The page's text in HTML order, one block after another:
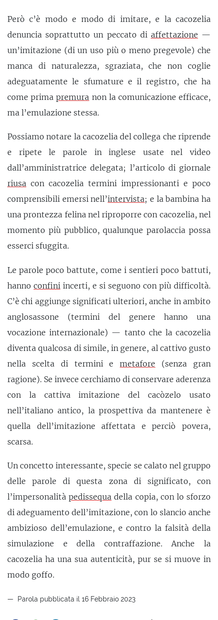
Però c’è modo e modo di imitare, e la cacozelia
denuncia soprattutto un peccato di affettazione —
un’imitazione (di un uso più o meno pregevole) che
manca di naturalezza, sgraziata, che non coglie
adeguatamente le sfumature e il registro, che ha
come primapremura non la comunicazione efficace,
ma l’emulazione stessa.
Possiamo notare la cacozelia del collega che riprende
e ripete le parole in inglese usate nel video
dall’amministratrice delegata; l’articolo di giornale
riusa con cacozelia termini impressionanti e poco
comprensibili emersi nell’intervista; e la bambina ha
una prontezza felina nel riproporre con cacozelia, nel
momento più pubblico, qualunque parolaccia possa
esserci sfuggita.
Le parole poco battute, come i sentieri poco battuti,
hanno confini incerti, e si seguono con più difficoltà.
C’è chi aggiunge significati ulteriori, anche in ambito
anglosassone (termini del genere hanno una
vocazione internazionale) — tanto che la cacozelia
diventa qualcosa di simile, in genere, al cattivo gusto
nella scelta di termini emetafore (senza gran
ragione). Se invece cerchiamo di conservare aderenza
con la cattiva imitazione del cacòzelo usato
nell’italiano antico, la prospettiva da mantenere è
quella dell’imitazione affettata e perciò povera,
scarsa.
Un concetto interessante, specie se calato nel gruppo
delle parole di questa zona di significato, con
l’impersonalitàpedissequa della copia, con lo sforzo
di adeguamento dell’imitazione, con lo slancio anche
ambizioso dell’emulazione, e contro la falsità della
simulazione e della contraffazione. Anche la
cacozelia ha una sua autenticità, pur se si muove in
modo goffo.
Parola pubblicata il 16 Febbraio 2023